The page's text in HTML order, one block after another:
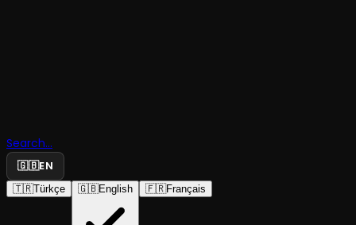
Search...
🇬🇧EN
🇹🇷Türkçe 🇬🇧English 🇫🇷Français
Arda